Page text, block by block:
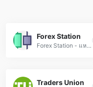
Forex Station
Forex Station - แหล่งเรียนรู้ตลาดฟอเร็กซ์แบบครบวงจร ทั้งวิเคราะห์เทคนิค, ข่าวสารเศรษฐกิจ, และกลยุทธ์การเทรด เพื่อนักลงทุนทุกระดับ
Traders Union